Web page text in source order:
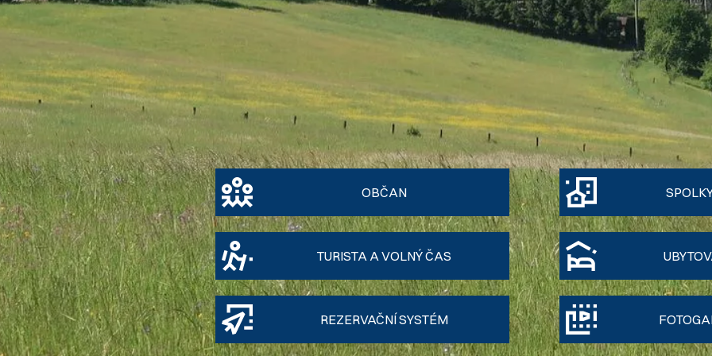
OBČAN
TURISTA A VOLNÝ ČAS
REZERVAČNÍ SYSTÉM